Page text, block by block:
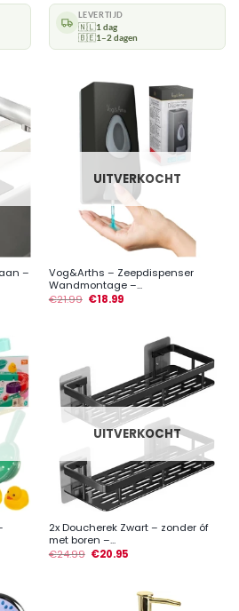
LEVERTIJD
🇳🇱1 dag
🇧🇪1–2 dagen
–
UITVERKOCHT
Vog&Arths – Zeepdispenser
Wandmontage –...
€21.99 €18.99
UITVERKOCHT
2x Doucherek Zwart – zonder óf
met boren –...
€24.99 €20.95